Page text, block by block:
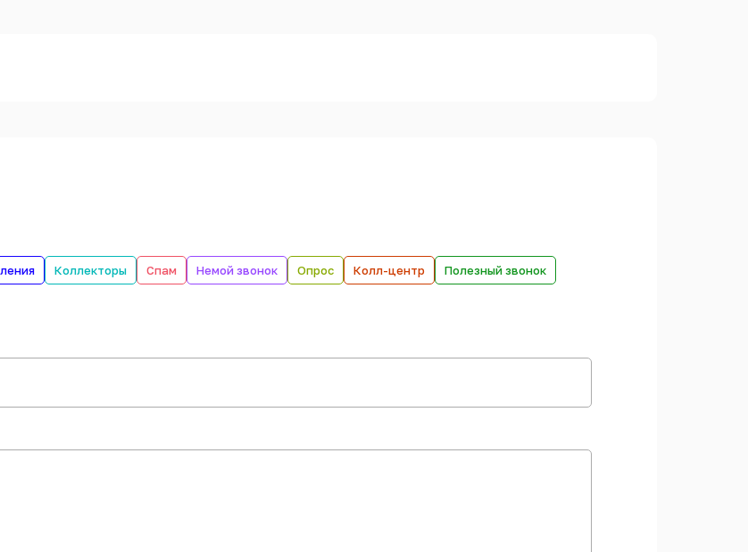
Коллекторы Спам Немой звонок Опрос Колл-центр Полезный звонок